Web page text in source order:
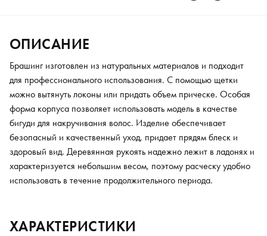
ОПИСАНИЕ
Брашинг изготовлен из натуральных материалов и подходит
для профессионального использования. С помощью щетки
можно вытянуть локоны или придать объем прическе. Особая
форма корпуса позволяет использовать модель в качестве
бигуди для накручивания волос. Изделие обеспечивает
безопасный и качественный уход, придает прядям блеск и
здоровый вид. Деревянная рукоять надежно лежит в ладонях и
характеризуется небольшим весом, поэтому расческу удобно
использовать в течение продолжительного периода.
ХАРАКТЕРИСТИКИ